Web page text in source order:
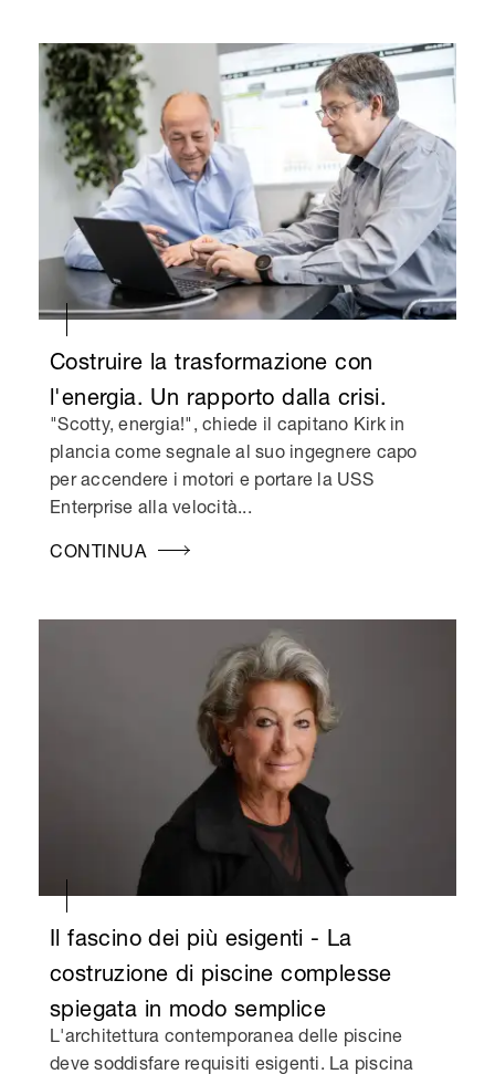
Costruire la trasformazione con
l'energia. Un rapporto dalla crisi.
"Scotty, energia!", chiede il capitano Kirk in
plancia come segnale al suo ingegnere capo
per accendere i motori e portare la USS
Enterprise alla velocità...
CONTINUA
Il fascino dei più esigenti - La
costruzione di piscine complesse
spiegata in modo semplice
L'architettura contemporanea delle piscine
deve soddisfare requisiti esigenti. La piscina